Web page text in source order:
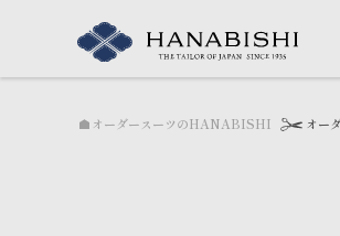
オーダースーツのHANABISHI オー